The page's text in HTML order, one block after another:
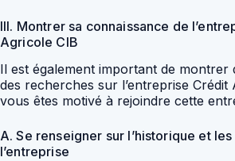
III. Montrer sa connaissance de
Agricole CIB
Il est également important de montrer
des recherches sur l’entreprise Crédit
vous êtes motivé à rejoindre cette
A. Se renseigner sur l’historique et
l’entreprise